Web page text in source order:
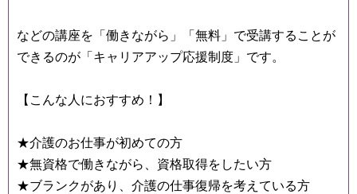
などの講座を「働きながら」「無料」で受講することが
できるのが「キャリアアップ応援制度」です。
【こんな人におすすめ！】
★介護のお仕事が初めての方
★無資格で働きながら、資格取得をしたい方
★ブランクがあり、介護の仕事復帰を考えている方